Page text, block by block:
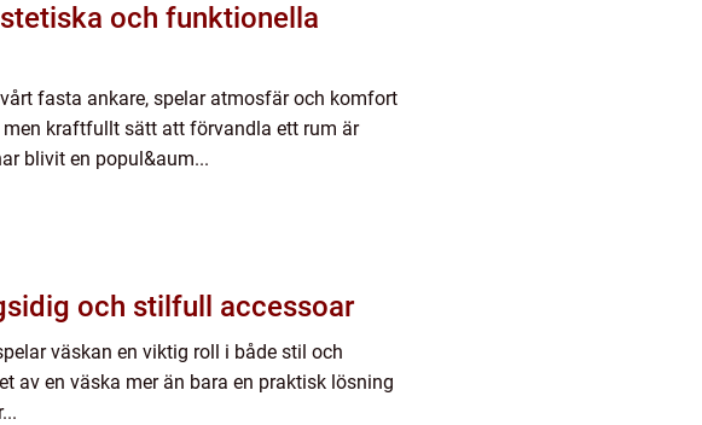
och funktionella
fasta ankare, spelar atmosfär och komfort
kraftfullt sätt att förvandla ett rum är
blivit en popul&aum...
och stilfull accessoar
väskan en viktig roll i både stil och
av en väska mer än bara en praktisk lösning